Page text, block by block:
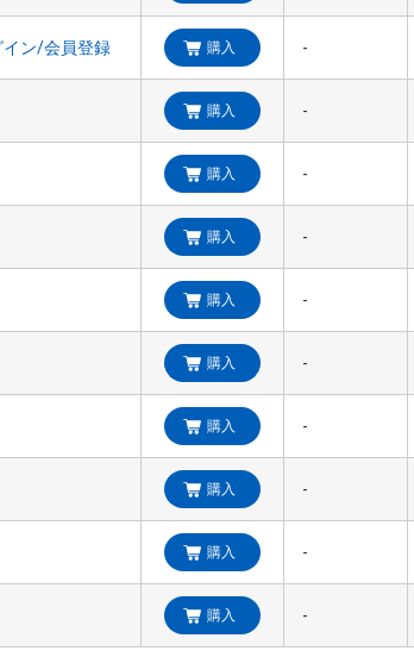
イン/会員登録 購入 -
購入 -
購入 -
購入 -
購入 -
購入 -
購入 -
購入 -
購入 -
購入 -